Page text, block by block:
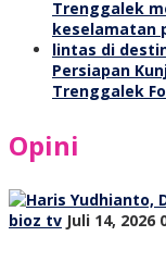
Persiapan
Trenggalek
Opini
bioz tv Juli 14, 2026